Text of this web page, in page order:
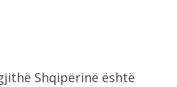
Shqipërinë është